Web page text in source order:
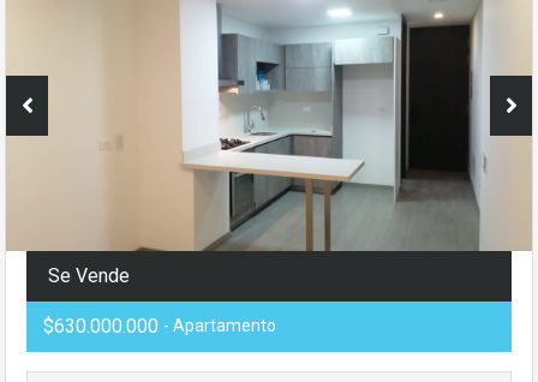
Se Vende
$630.000.000 - Apartamento